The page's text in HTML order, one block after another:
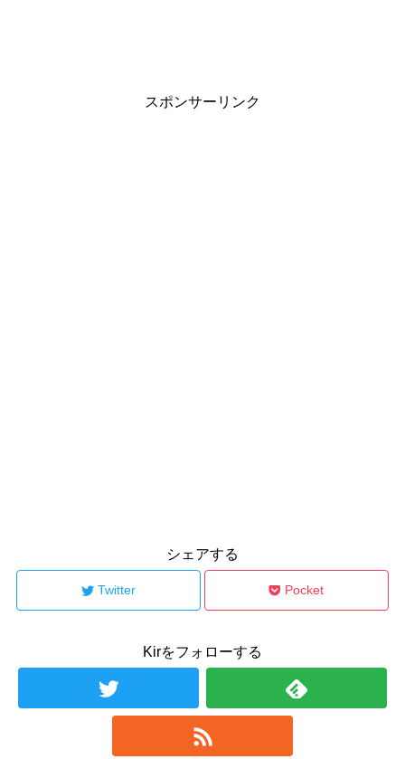
スポンサーリンク
シェアする
Twitter Pocket
Kirをフォローする